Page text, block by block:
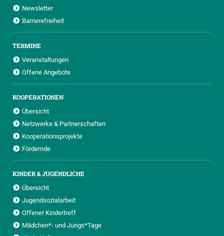
Newsletter
Barrierefreiheit
TERMINE
Veranstaltungen
Offene Angebote
KOOPERATIONEN
Übersicht
Netzwerke & Partnerschaften
Kooperationsprojekte
Fördernde
KINDER & JUGENDLICHE
Übersicht
Jugendsozialarbeit
Offener Kindertreff
Mädchen*- und Jungs*Tage